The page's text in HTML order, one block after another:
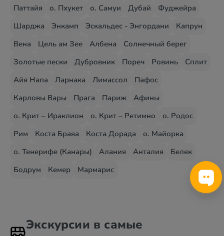
Паттайя
о. Пхукет о. Самуи Дубай
Фуджейра
Шарджа
Энкамп Эскальдес - Энгордани
Капрун
Вена
Цель ам Зее Албена
Солнечный берег
Золотые пески
Дубровник Пореч Ровинь
Сплит
Айя Напа
Ларнака Лимассол
Пафос
Карловы Вары
Прага Париж
Афины
о. Крит – Ираклион
о. Крит – Ретимно
о. Родос
Рим
Коста Брава Коста Дорада
о. Майорка
о. Тенерифе (Канары)
Алания Анталия
Белек
Бодрум
Кемер Мармарис
Экскурсии в самые